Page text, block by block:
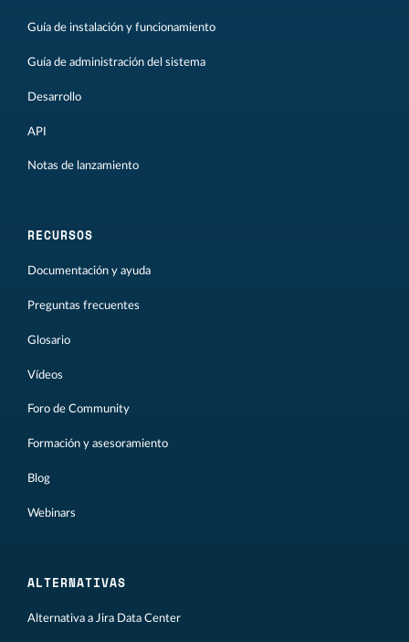
Guía de instalación y funcionamiento
Guía de administración del sistema
Desarrollo
API
Notas de lanzamiento
RECURSOS
Documentación y ayuda
Preguntas frecuentes
Glosario
Vídeos
Foro de Community
Formación y asesoramiento
Blog
Webinars
ALTERNATIVAS
Alternativa a Jira Data Center